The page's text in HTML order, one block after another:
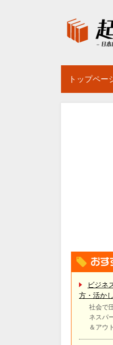
トップペー
ビジネ
方・活か
社会で
ネスパ
＆アウ